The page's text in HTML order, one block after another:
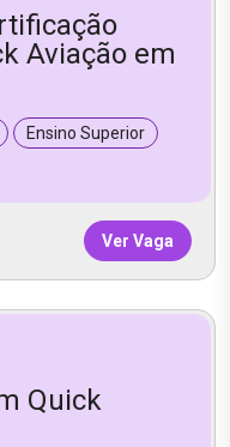
Aviação em
Ensino Superior
Ver Vaga
Quick